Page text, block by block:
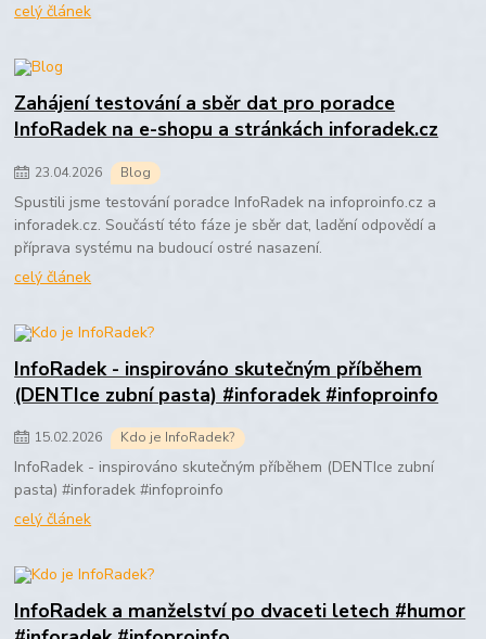
celý článek
Zahájení testování a sběr dat pro poradce
InfoRadek na e-shopu a stránkách inforadek.cz
23.04.2026 Blog
Spustili jsme testování poradce InfoRadek na infoproinfo.cz a
inforadek.cz. Součástí této fáze je sběr dat, ladění odpovědí a
příprava systému na budoucí ostré nasazení.
celý článek
InfoRadek - inspirováno skutečným příběhem
(DENTIce zubní pasta) #inforadek #infoproinfo
15.02.2026 Kdo je InfoRadek?
InfoRadek - inspirováno skutečným příběhem (DENTIce zubní
pasta) #inforadek #infoproinfo
celý článek
InfoRadek a manželství po dvaceti letech #humor